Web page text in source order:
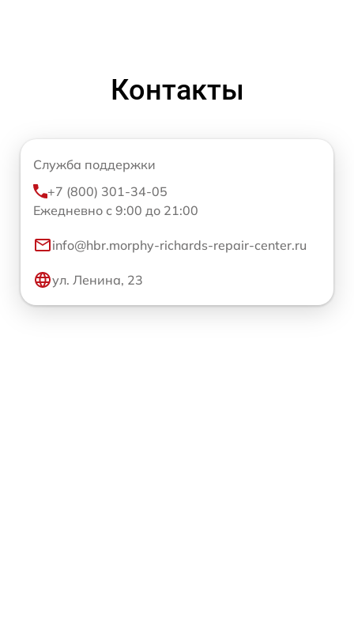
Контакты
Служба поддержки
+7 (800) 301-34-05
Ежедневно с 9:00 до 21:00
info@hbr.morphy-richards-repair-center.ru
ул. Ленина, 23